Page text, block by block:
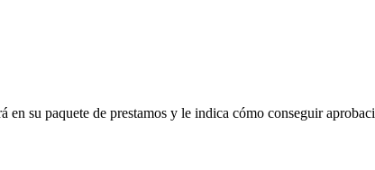
en su paquete de prestamos y le indica cómo conseguir